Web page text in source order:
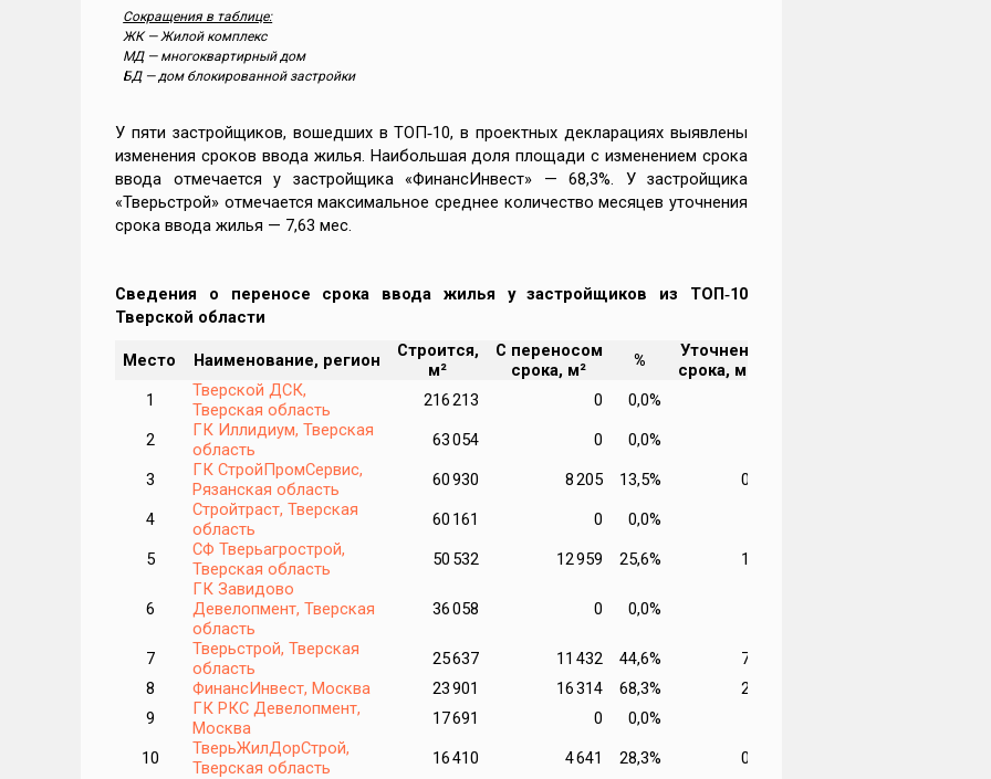
Сокращения в таблице:
ЖК — Жилой комплекс
МД — многоквартирный дом
БД — дом блокированной застройки
У пяти застройщиков, вошедших в ТОП‑10, в проектных декларациях выявлены
изменения сроков ввода жилья. Наибольшая доля площади с изменением срока
ввода отмечается у застройщика «ФинансИнвест» — 68,3%. У застройщика
«Тверьстрой» отмечается максимальное среднее количество месяцев уточнения
срока ввода жилья — 7,63 мес.
Сведения о переносе срока ввода жилья у застройщиков из ТОП‑10
Тверской области
Место Наименование, регион
Строится,
м²
С переносом
срока, м²
%
Уточнение
срока, мес.
1
Тверской ДСК,
Тверская область
216 213 0 0,0%
2
ГК Иллидиум, Тверская
область
63 054 0 0,0%
3
ГК СтройПромСервис,
Рязанская область
60 930 8 205 13,5%
0,80
4
Стройтраст, Тверская
область
60 161 0 0,0%
5
СФ Тверьагрострой,
Тверская область
50 532 12 959 25,6% 1,07
6
ГК Завидово
Девелопмент, Тверская
область
36 058 0 0,0%
7
Тверьстрой, Тверская
область
25 637 11 432 44,6%
7,63
8
ФинансИнвест, Москва 23 901 16 314 68,3%
2,06
9
ГК РКС Девелопмент,
Москва
17 691 0 0,0%
10
ТверьЖилДорСтрой,
Тверская область
16 410 4 641 28,3% 0,86